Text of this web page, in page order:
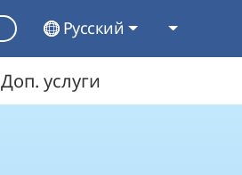
Русский
Доп. услуги